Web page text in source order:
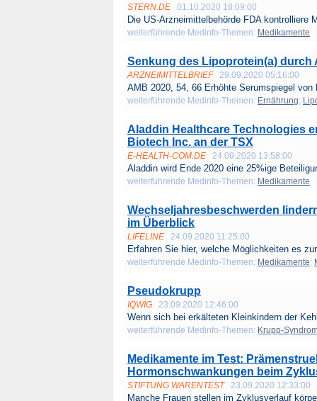
STERN.DE 01.10.2020 18:09:00
Die US-Arzneimittelbehörde FDA kontrolliere
weiterführende Medinfo-Themen: Medikamente
Senkung des Lipoprotein(a)
ARZNEIMITTELBRIEF 29.09.2020 05:16:00
AMB 2020, 54, 66 Erhöhte Serumspiegel von
weiterführende Medinfo-Themen: Ernährung;
Aladdin Healthcare Technologies
Biotech Inc. an der TSX
E-HEALTH-COM.DE 24.09.2020 13:58:00
Aladdin wird Ende 2020 eine 25%ige
weiterführende Medinfo-Themen: Medikamente
Wechseljahresbeschwerden
im Überblick
LIFELINE 24.09.2020 11:25:00
Erfahren Sie hier, welche Möglichkeiten es
weiterführende Medinfo-Themen: Medikamente;
Pseudokrupp
IQWIG 23.09.2020 12:46:00
Wenn sich bei erkälteten Kleinkindern der
weiterführende Medinfo-Themen: Krupp-
Medikamente im Test:
Hormonschwankungen beim
STIFTUNG WARENTEST 23.09.2020 12:33:00
Manche Frauen stellen im Zyklus­verlauf